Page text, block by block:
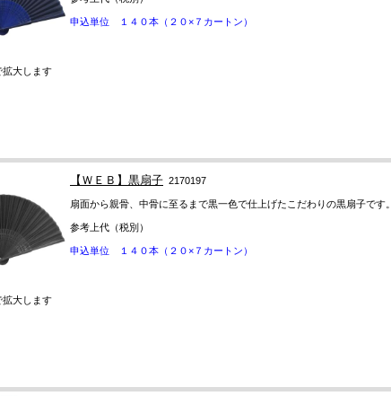
拡大します
申込単位 １４０本（２０×７カートン）
拡大します
【ＷＥＢ】黒扇子 2170197
扇面から親骨、中骨に至るまで黒一色で仕上げたこだわりの黒扇子です。
参考上代（税別）
申込単位 １４０本（２０×７カートン）